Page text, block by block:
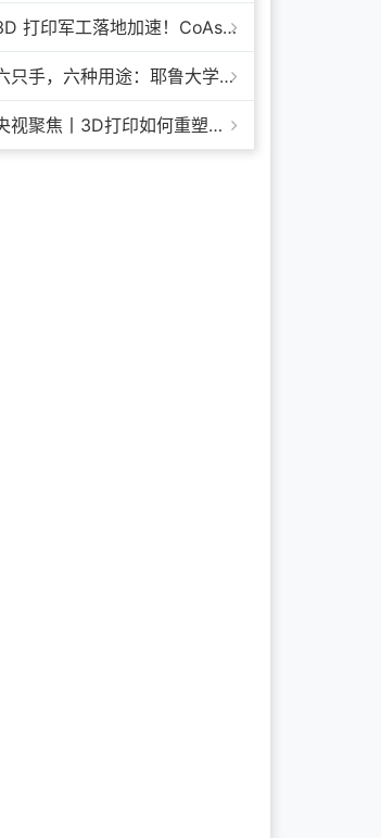
3D 打印军工落地加速！CoAspire 入选美军 FAMM 导弹项目，RAACM 巡航导弹依托增材制造推进量产
六只手，六种用途：耶鲁大学开发成本仅几百美元的3D打印多功能假肢套装
央视聚焦丨3D打印如何重塑航天制造——1毫米